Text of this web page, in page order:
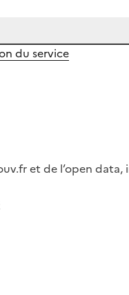
du service
et de l’open